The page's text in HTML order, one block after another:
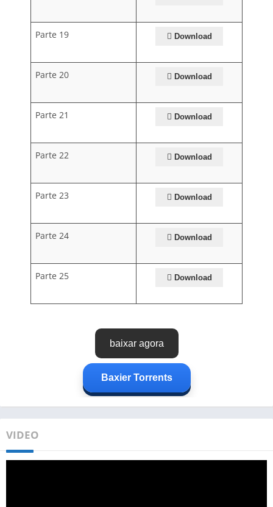
Parte 19 Download
Parte 20 Download
Parte 21 Download
Parte 22 Download
Parte 23 Download
Parte 24 Download
Parte 25 Download
baixar agora
Baxier Torrents
VIDEO